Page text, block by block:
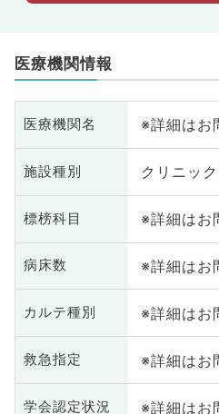
医療機関情報
医療機関名 ※詳細はお
施設種別 クリニッ
標榜科目 ※詳細はお
病床数 ※詳細はお
カルテ種別 ※詳細はお
救急指定 ※詳細はお
学会認定状況 ※詳細はお